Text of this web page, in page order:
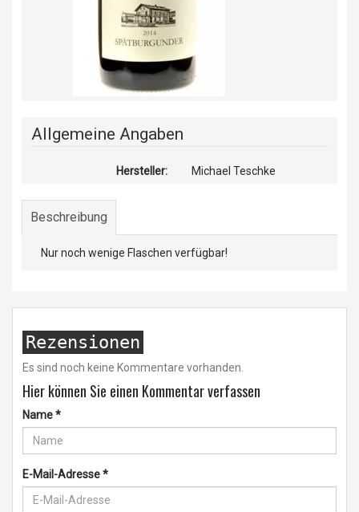
Allgemeine Angaben
Hersteller: Michael Teschke
Beschreibung
Nur noch wenige Flaschen verfügbar!
Rezensionen
Es sind noch keine Kommentare vorhanden.
Hier können Sie einen Kommentar verfassen
Name*
E-Mail-Adresse*